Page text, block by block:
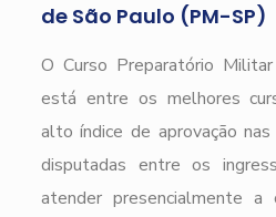
de São Paulo (PM-SP)
O Curso Preparatório
está entre os melhores
alto índice de aprovação
disputadas entre os
atender presencialmente a